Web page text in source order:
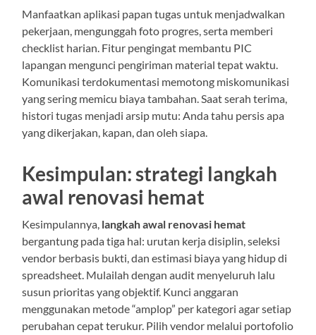
Manfaatkan aplikasi papan tugas untuk menjadwalkan
pekerjaan, mengunggah foto progres, serta memberi
checklist harian. Fitur pengingat membantu PIC
lapangan mengunci pengiriman material tepat waktu.
Komunikasi terdokumentasi memotong miskomunikasi
yang sering memicu biaya tambahan. Saat serah terima,
histori tugas menjadi arsip mutu: Anda tahu persis apa
yang dikerjakan, kapan, dan oleh siapa.
Kesimpulan: strategi langkah
awal renovasi hemat
Kesimpulannya, langkah awal renovasi hemat
bergantung pada tiga hal: urutan kerja disiplin, seleksi
vendor berbasis bukti, dan estimasi biaya yang hidup di
spreadsheet. Mulailah dengan audit menyeluruh lalu
susun prioritas yang objektif. Kunci anggaran
menggunakan metode “amplop” per kategori agar setiap
perubahan cepat terukur. Pilih vendor melalui portofolio